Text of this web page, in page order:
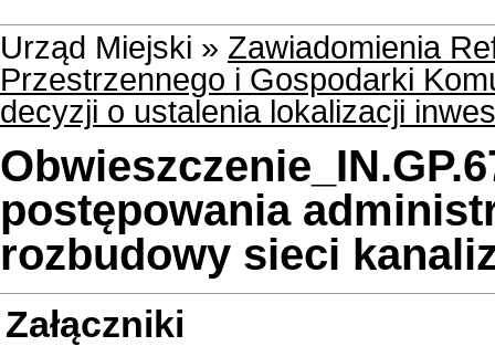
Urząd Miejski » Zawiadomienia
Przestrzennego i Gospodarki
decyzji o ustalenia lokalizacji
postępowania
rozbudowy sieci
Załączniki